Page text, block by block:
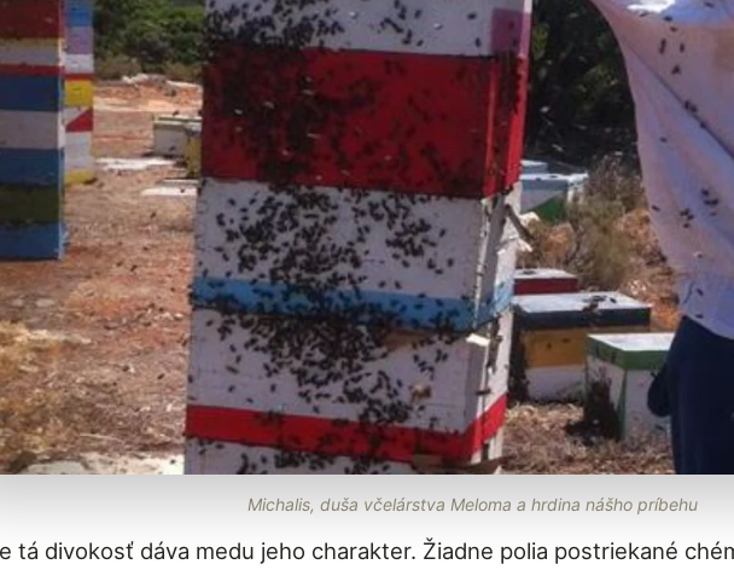
Michalis, duša včelárstva Meloma a hrdina nášho príbehu
tá divokosť dáva medu jeho charakter. Žiadne polia postriekané